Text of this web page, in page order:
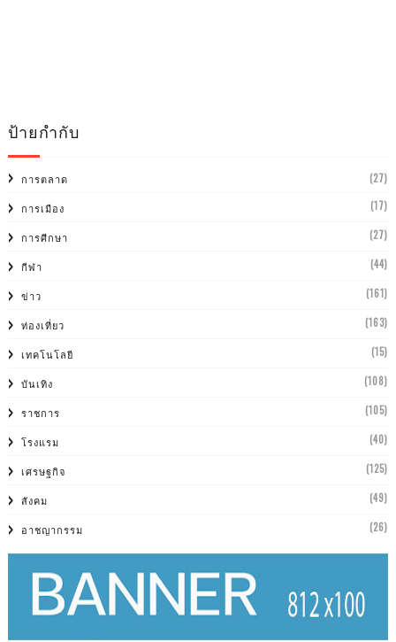
ป้ายกำกับ
การตลาด (27)
การเมือง (17)
การศีกษา (27)
กีฬา (44)
ข่าว (161)
ท่องเที่ยว (163)
เทคโนโลยี (15)
บันเทิง (108)
ราชการ (105)
โรงแรม (40)
เศรษฐกิจ (125)
สังคม (49)
อาชญากรรม (26)